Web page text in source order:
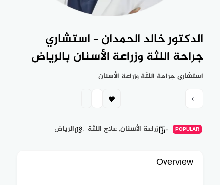
الدكتور خالد الحمدان – استشاري
جراحة اللثة وزراعة الأسنان بالرياض
استشاري جراحة اللثة وزراعة الأسنان
POPULAR زراعة الأسنان,علاج اللثة الرياض
Overview